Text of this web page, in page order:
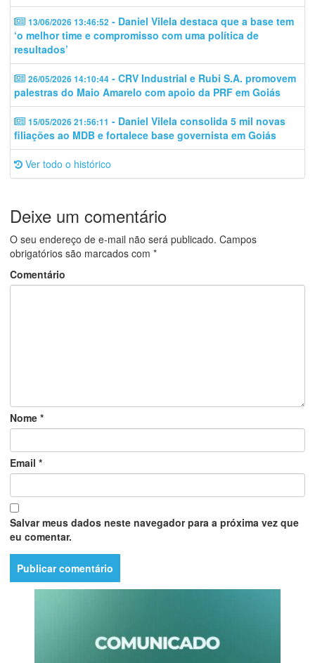
13/06/2026 13:46:52 - Daniel Vilela destaca que a base tem
‘o melhor time e compromisso com uma política de
resultados’
26/05/2026 14:10:44 - CRV Industrial e Rubi S.A. promovem
palestras do Maio Amarelo com apoio da PRF em Goiás
15/05/2026 21:56:11 - Daniel Vilela consolida 5 mil novas
filiações ao MDB e fortalece base governista em Goiás
Ver todo o histórico
Deixe um comentário
O seu endereço de e-mail não será publicado. Campos
obrigatórios são marcados com *
Comentário
Nome *
Email *
Salvar meus dados neste navegador para a próxima vez que
eu comentar.